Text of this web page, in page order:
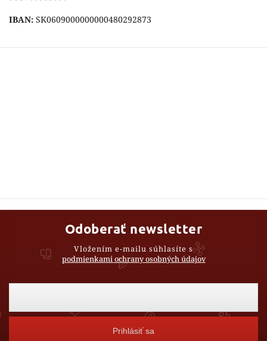
IBAN: SK0609000000000480292873
Odoberať newsletter
Vložením e-mailu súhlasíte s
podmienkami ochrany osobných údajov
Prihlásiť sa